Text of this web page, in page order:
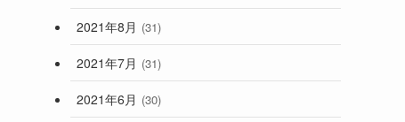
2021年8月 (31)
2021年7月 (31)
2021年6月 (30)